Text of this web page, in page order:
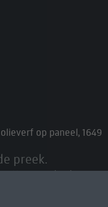
op paneel, 1649
preek.
zijn aandacht voor